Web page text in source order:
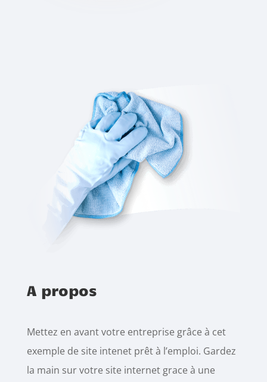
A propos
Mettez en avant votre entreprise grâce à cet
exemple de site intenet prêt à l’emploi. Gardez
la main sur votre site internet grace à une